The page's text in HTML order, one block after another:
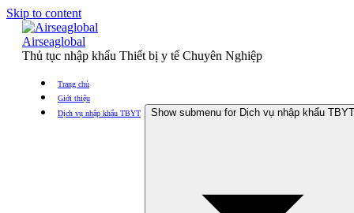
Skip to content
Airseaglobal
Thủ tục nhập khẩu Thiết bị y tế Chuyên Nghiệp
Trang chủ
Giới thiệu
Dịch vụ nhập khẩu TBYT
Show submenu for Dịch vụ nhập khẩu TBYT